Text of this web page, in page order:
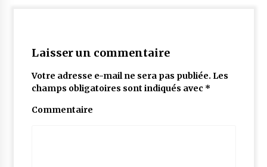
Laisser un commentaire
Votre adresse e-mail ne sera pas publiée. Les
champs obligatoires sont indiqués avec *
Commentaire